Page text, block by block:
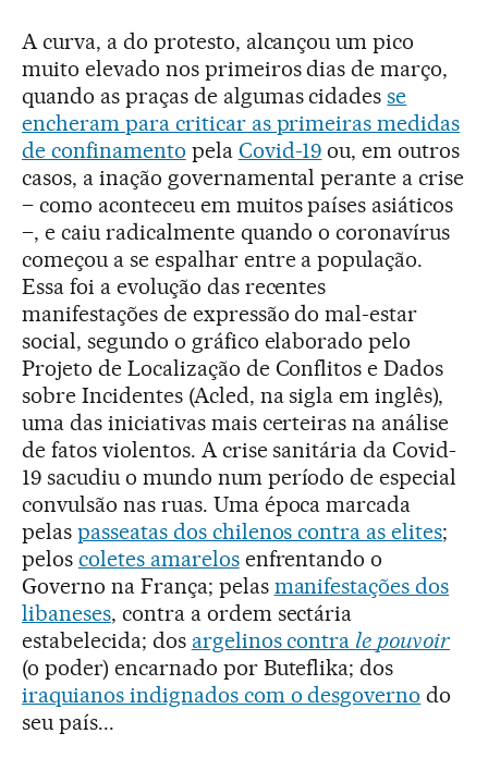
A curva, a do protesto, alcançou um pico
muito elevado nos primeiros dias de março,
quando as praças de algumas cidadesse
encheram para criticar as primeiras medidas
de confinamento pela Covid-19 ou, em outros
casos, a inação governamental perante a crise
– como aconteceu em muitos países asiáticos
–, e caiu radicalmente quando o coronavírus
começou a se espalhar entre a população.
Essa foi a evolução das recentes
manifestações de expressão do mal-estar
social, segundo o gráfico elaborado pelo
Projeto de Localização de Conflitos e Dados
sobre Incidentes (Acled, na sigla em inglês),
uma das iniciativas mais certeiras na análise
de fatos violentos. A crise sanitária da Covid-
19 sacudiu o mundo num período de especial
convulsão nas ruas. Uma época marcada
pelas passeatas dos chilenos contra as elites;
pelos coletes amarelosenfrentando o
Governo na França; pelas manifestações dos
libaneses, contra a ordem sectária
estabelecida; dos argelinos contra le pouvoir
(o poder) encarnado por Buteflika; dos
iraquianos indignados com o desgoverno do
seu país...